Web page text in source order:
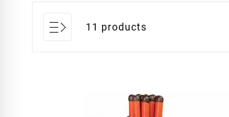
11 products